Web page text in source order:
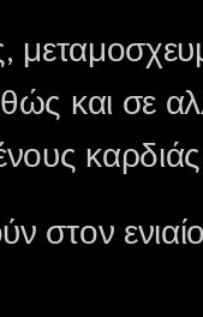
και σε
στον